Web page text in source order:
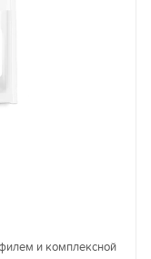
и комплексной